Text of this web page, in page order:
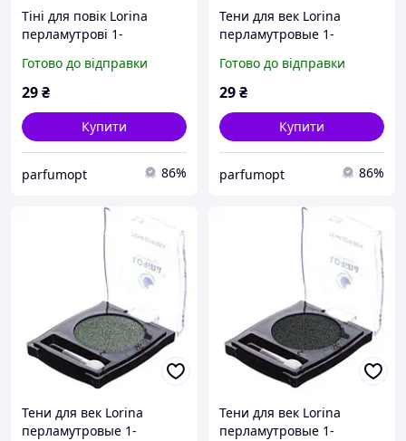
Тіні для повік Lorina
перламутрові 1-
Готово до відправки
29₴
Купити
parfumopt 86%
Тени для век Lorina
перламутровые 1-
Готово до відправки
29₴
Купити
parfumopt 86%
Тени для век Lorina
перламутровые 1-
Тени для век Lorina
перламутровые 1-